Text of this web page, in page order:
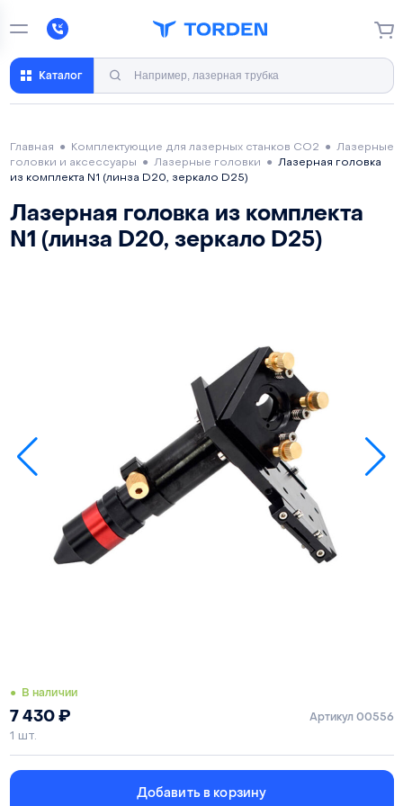
Каталог
Главная ● Комплектующие для лазерных станков CO2 ● Лазерные
головки и аксессуары ● Лазерные головки ● Лазерная головка
из комплекта N1 (линза D20, зеркало D25)
Лазерная головка из комплекта
N1 (линза D20, зеркало D25)
● В наличии
7 430₽
1 шт.
Артикул 00556
Добавить в корзину